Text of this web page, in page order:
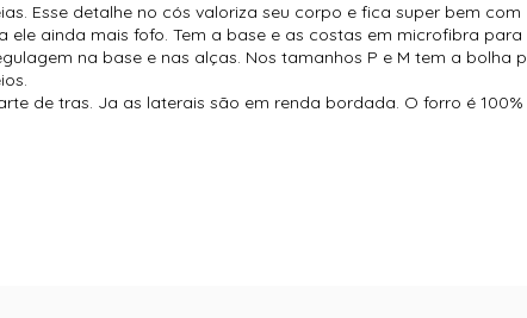
Esse detalhe no cós valoriza seu corpo e fica super bem
ainda mais fofo. Tem a base e as costas em microfibra
na base e nas alças. Nos tamanhos P e M tem a bolha
de tras. Ja as laterais são em renda bordada. O forro é